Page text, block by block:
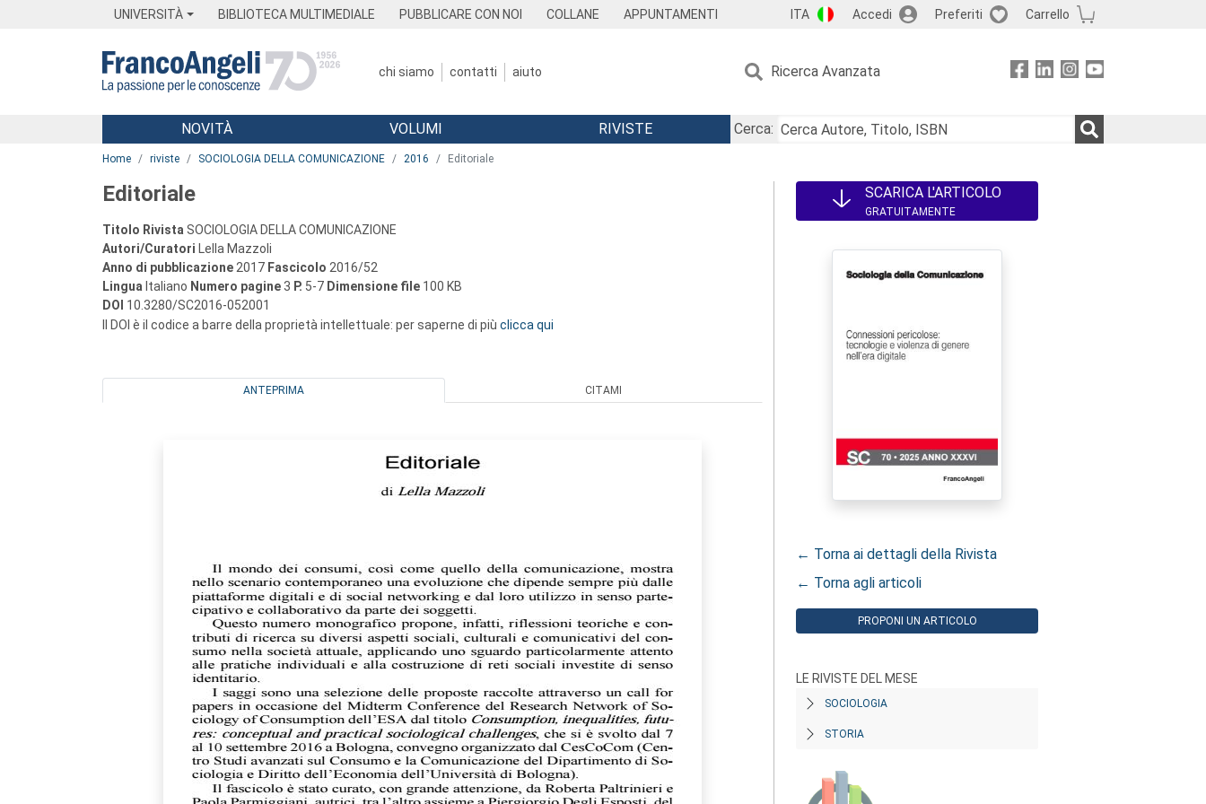
UNIVERSITÀ BIBLIOTECA MULTIMEDIALE PUBBLICARE CON NOI COLLANE APPUNTAMENTI ITA Accedi Preferiti Carrello
chi siamo contatti aiuto Ricerca Avanzata
Menu
NOVITÀ VOLUMI RIVISTE
Cerca:
Home riviste SOCIOLOGIA DELLA COMUNICAZIONE 2016 Editoriale
Editoriale
Titolo Rivista SOCIOLOGIA DELLA COMUNICAZIONE
Autori/Curatori Lella Mazzoli
Anno di pubblicazione 2017 Fascicolo 2016/52
Lingua Italiano Numero pagine 3 P. 5-7 Dimensione file 100 KB
DOI 10.3280/SC2016-052001
Il DOI è il codice a barre della proprietà intellettuale: per saperne di più clicca qui
ANTEPRIMA CITAMI
SCARICA L'ARTICOLO
GRATUITAMENTE
← Torna ai dettagli della Rivista
← Torna agli articoli
PROPONI UN ARTICOLO
LE RIVISTE DEL MESE
SOCIOLOGIA
STORIA